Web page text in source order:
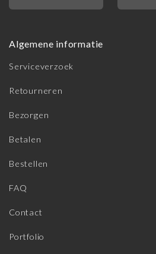
Algemene informatie
Serviceverzoek
Retourneren
Bezorgen
Betalen
Bestellen
FAQ
Contact
Portfolio